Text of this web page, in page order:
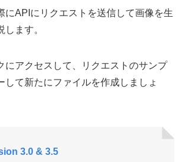
にAPIにリクエストを送信して画像を生
します。
にアクセスして、リクエストのサンプ
して新たにファイルを作成しましょ
3.0 & 3.5